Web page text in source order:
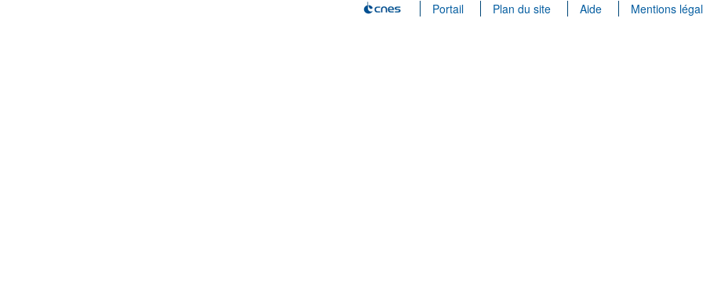
Portail Plan du site Aide Mentions